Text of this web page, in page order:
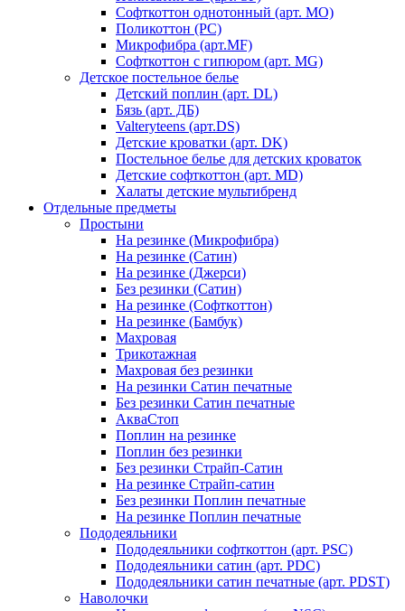
Софткоттон однотонный (арт. MO)
Поликоттон (PC)
Микрофибра (арт.MF)
Софткоттон с гипюром (арт. MG)
Детское постельное белье
Детский поплин (арт. DL)
Бязь (арт. ДБ)
Valteryteens (арт.DS)
Детские кроватки (арт. DK)
Постельное белье для детских кроваток
Детские софткоттон (арт. MD)
Халаты детские мультибренд
Отдельные предметы
Простыни
На резинке (Микрофибра)
На резинке (Сатин)
На резинке (Джерси)
Без резинки (Сатин)
На резинке (Софткоттон)
На резинке (Бамбук)
Махровая
Трикотажная
Махровая без резинки
На резинки Сатин печатные
Без резинки Сатин печатные
АкваСтоп
Поплин на резинке
Поплин без резинки
Без резинки Страйп-Сатин
На резинке Страйп-сатин
Без резинки Поплин печатные
На резинке Поплин печатные
Пододеяльники
Пододеяльники софткоттон (арт. PSC)
Пододеяльники сатин (арт. PDC)
Пододеяльники сатин печатные (арт. PDST)
Наволочки